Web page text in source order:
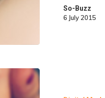
So-Buzz
6 July 2015